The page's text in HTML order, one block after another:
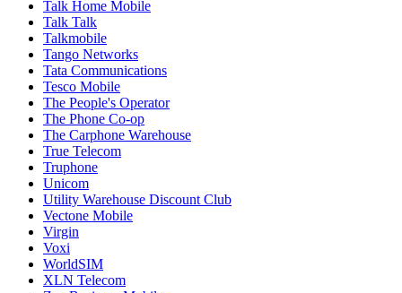
Talk Home Mobile
Talk Talk
Talkmobile
Tango Networks
Tata Communications
Tesco Mobile
The People's Operator
The Phone Co-op
The Carphone Warehouse
True Telecom
Truphone
Unicom
Utility Warehouse Discount Club
Vectone Mobile
Virgin
Voxi
WorldSIM
XLN Telecom